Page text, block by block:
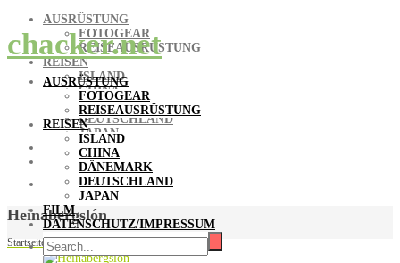
chacker.net
AUSRÜSTUNG
FOTOGEAR
REISEAUSRÜSTUNG
REISEN
ISLAND
CHINA
DÄNEMARK
DEUTSCHLAND
JAPAN
FILM
DATENSCHUTZ/IMPRESSUM
AUSRÜSTUNG
FOTOGEAR
REISEAUSRÜSTUNG
REISEN
ISLAND
CHINA
DÄNEMARK
DEUTSCHLAND
JAPAN
FILM
DATENSCHUTZ/IMPRESSUM
Heinabergslón
Startseite /Island - Lieblingsorte